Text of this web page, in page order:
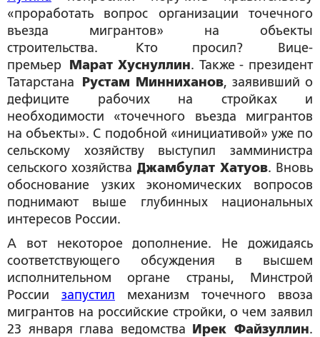
«проработать вопрос организации точечного
въезда мигрантов» на объекты
строительства. Кто просил? Вице-
премьер Марат Хуснуллин. Также - президент
Татарстана Рустам Минниханов, заявивший о
дефиците рабочих на стройках и
необходимости «точечного въезда мигрантов
на объекты». С подобной «инициативой» уже по
сельскому хозяйству выступил замминистра
сельского хозяйства Джамбулат Хатуов. Вновь
обоснование узких экономических вопросов
поднимают выше глубинных национальных
интересов России.
А вот некоторое дополнение. Не дожидаясь
соответствующего обсуждения в высшем
исполнительном органе страны, Минстрой
России запустил механизм точечного ввоза
мигрантов на российские стройки, о чем заявил
23 января глава ведомства Ирек Файзуллин.